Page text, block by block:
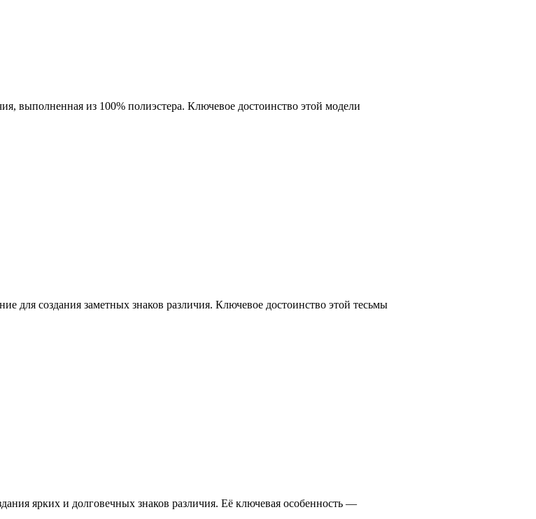
выполненная из 100% полиэстера. Ключевое достоинство этой модели
для создания заметных знаков различия. Ключевое достоинство этой тесьмы
ярких и долговечных знаков различия. Её ключевая особенность —